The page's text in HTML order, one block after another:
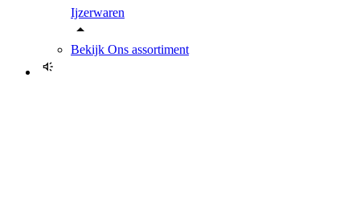
Ijzerwaren
Bekijk Ons assortiment